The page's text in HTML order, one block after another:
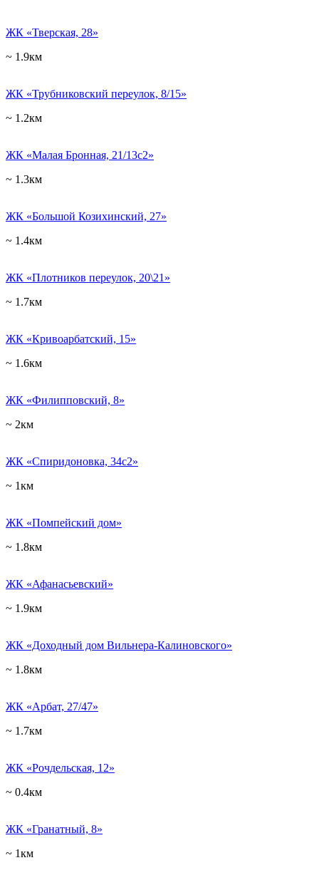
ЖК «Тверская, 28»
~ 1.9км
ЖК «Трубниковский переулок, 8/15»
~ 1.2км
ЖК «Малая Бронная, 21/13с2»
~ 1.3км
ЖК «Большой Козихинский, 27»
~ 1.4км
ЖК «Плотников переулок, 20\21»
~ 1.7км
ЖК «Кривоарбатский, 15»
~ 1.6км
ЖК «Филипповский, 8»
~ 2км
ЖК «Спиридоновка, 34с2»
~ 1км
ЖК «Помпейский дом»
~ 1.8км
ЖК «Афанасьевский»
~ 1.9км
ЖК «Доходный дом Вильнера-Калиновского»
~ 1.8км
ЖК «Арбат, 27/47»
~ 1.7км
ЖК «Рочдельская, 12»
~ 0.4км
ЖК «Гранатный, 8»
~ 1км